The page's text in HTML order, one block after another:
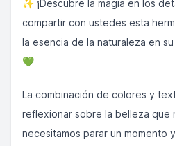
✨ ¡Descubre la magia en los
compartir con ustedes esta
la esencia de la naturaleza en
💚
La combinación de colores y
reflexionar sobre la belleza que
necesitamos parar un momento